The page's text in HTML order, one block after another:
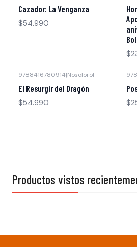
Cazador: La Venganza
$54.990
9788416780914|Nosolorol
El Resurgir del Dragón
$54.990
Productos vistos